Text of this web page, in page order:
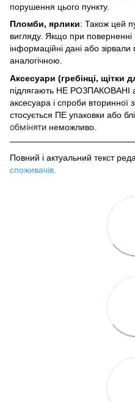
порушення цього пункту.
Пломби, ярлики: Також цей
вигляду. Якщо при поверненні
інформаційні дані або
аналогічною.
Аксесуари (гребінці, щітки
підлягають НЕ РОЗПАКОВАНІ
аксесуара і спроби вторинної
стосується ПЕ упаковки або
обміняти неможливо.
Повний і актуальний текст
споживачів